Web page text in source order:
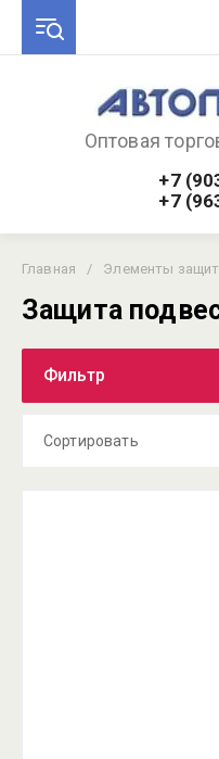
Оптовая
+7
+7
Главная / Элементы
Защита
Фильтр
Сортировать